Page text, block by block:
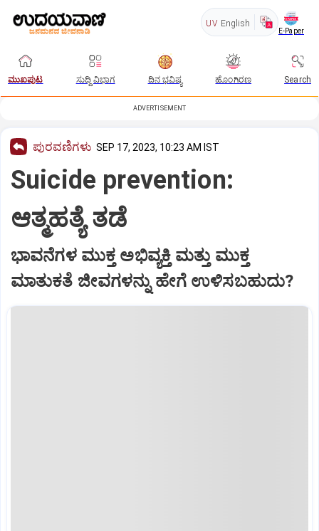
UV English
E-Paper
ಮುಖಪುಟ ಸುದ್ದಿ ವಿಭಾಗ ದಿನ ಭವಿಷ್ಯ ಹೊಂಗಿರಣ Search
ADVERTISEMENT
ಪುರವಣಿಗಳು SEP 17, 2023, 10:23 AM IST
Suicide prevention:
ಆತ್ಮಹತ್ಯೆ ತಡೆ
ಭಾವನೆಗಳ ಮುಕ್ತ ಅಭಿವ್ಯಕ್ತಿ ಮತ್ತು ಮುಕ್ತ
ಮಾತುಕತೆ ಜೀವಗಳನ್ನು ಹೇಗೆ ಉಳಿಸಬಹುದು?